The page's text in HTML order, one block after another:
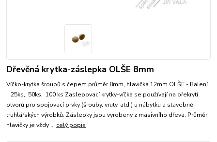
Dřevěná krytka-záslepka OLŠE 8mm
Víčko-krytka šroubů s čepem průměr 8mm, hlavička 12mm OLŠE - Balení
: 25ks, 50ks, 100 ks Zaslepovací krytky-víčka se používají na překrytí
otvorů pro spojovací prvky (šrouby, vruty, atd.) u nábytku a stavebně
truhlářských výrobků. Záslepky jsou vyrobeny z masivního dřeva. Průměr
hlavičky je vždy ... celý popis